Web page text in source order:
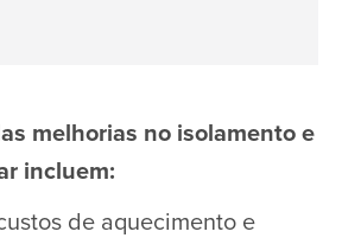
melhorias no isolamento e
incluem:
de aquecimento e